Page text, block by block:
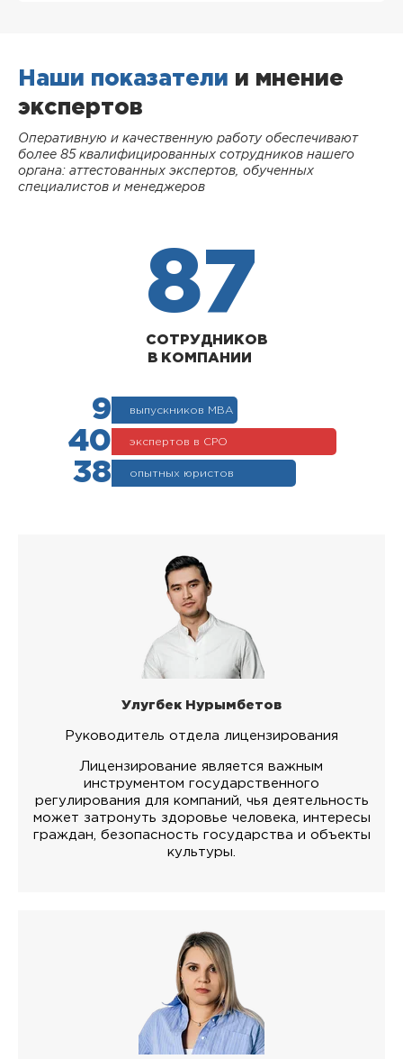
Наши показатели и мнение
экспертов
Оперативную и качественную работу обеспечивают
более 85 квалифицированных сотрудников нашего
органа: аттестованных экспертов, обученных
специалистов и менеджеров
87
СОТРУДНИКОВ
В КОМПАНИИ
9 выпускников МВА
40 экспертов в СРО
38 опытных юристов
Улугбек Нурымбетов
Руководитель отдела лицензирования
Лицензирование является важным
инструментом государственного
регулирования для компаний, чья деятельность
может затронуть здоровье человека, интересы
граждан, безопасность государства и объекты
культуры.